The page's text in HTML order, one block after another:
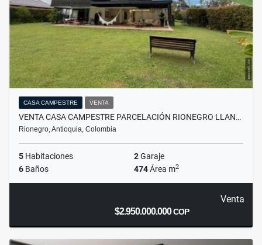
CASA CAMPESTRE VENTA
VENTA CASA CAMPESTRE PARCELACIÓN RIONEGRO LLAN…
Rionegro, Antioquia, Colombia
5 Habitaciones 2Garaje
6 Baños 474Área m2
Venta
$2.950.000.000COP